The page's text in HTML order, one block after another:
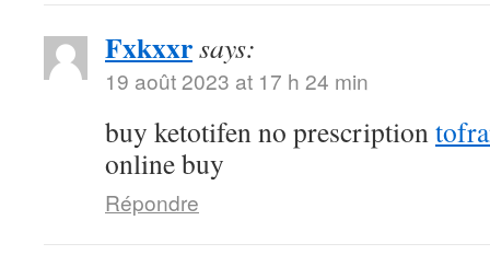
Fxkxxrsays:
19 août 2023 at 17 h 24 min
buy ketotifen no prescription
online buy
Répondre